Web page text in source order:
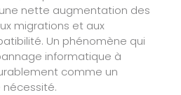
nette augmentation des
migrations et aux
Un phénomène qui
informatique à
comme un